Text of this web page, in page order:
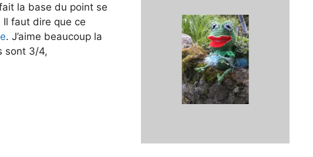
la base du point se
Il faut dire que ce
. J’aime beaucoup la
sont 3/4,